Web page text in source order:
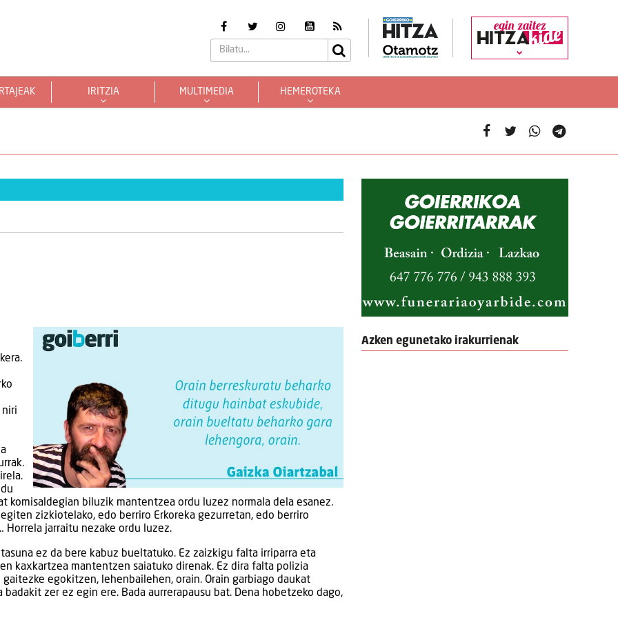
egin zaitez
IRITZIA MULTIMEDIA HEMEROTEKA
niri
komisaldegian biluzik mantentzea ordu luzez normala dela esanez.
zizkiotelako, edo berriro Erkoreka gezurretan, edo berriro
Horrela jarraitu nezake ordu luzez.
ez da bere kabuz bueltatuko. Ez zaizkigu falta irriparra eta
kaxkartzea mantentzen saiatuko direnak. Ez dira falta polizia
egokitzen, lehenbailehen, orain. Orain garbiago daukat
zer ez egin ere. Bada aurrerapausu bat. Dena hobetzeko dago,
Azken egunetako irakurrienak